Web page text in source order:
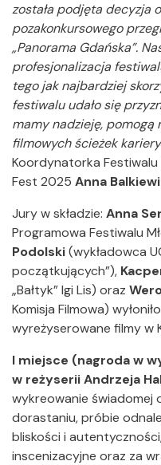
została podjęta decyzja
pozakonkursowego
„Panorama Gdańska”.
profesjonalizacja
tego jak najbardziej
festiwalu udało się
mamy nadzieję, pomogą
filmowych ścieżek
Koordynatorka Festiwalu
Fest 2025 Anna
Jury w składzie: Anna
Programowa Festiwalu
Podolski(wykładowca
początkujących”),
„Bałtyk” Igi Lis) oraz
Komisja Filmowa)
wyreżyserowane filmy w
I miejsce (nagroda w
w reżyserii Andrzeja
wykreowanie świadomej
dorastaniu, próbie
bliskości i
inscenizacyjne oraz za